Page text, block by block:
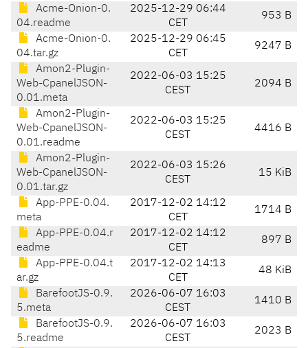
Acme-Onion-0.
04.readme
2025-12-29 06:44
CET
953 B
Acme-Onion-0.
04.tar.gz
2025-12-29 06:45
CET
9247 B
Amon2-Plugin-
Web-CpanelJSON-
0.01.meta
2022-06-03 15:25
CEST
2094 B
Amon2-Plugin-
Web-CpanelJSON-
0.01.readme
2022-06-03 15:25
CEST
4416 B
Amon2-Plugin-
Web-CpanelJSON-
0.01.tar.gz
2022-06-03 15:26
CEST
15 KiB
App-PPE-0.04.
meta
2017-12-02 14:12
CET
1714 B
App-PPE-0.04.r
eadme
2017-12-02 14:12
CET
897 B
App-PPE-0.04.t
ar.gz
2017-12-02 14:13
CET
48 KiB
BarefootJS-0.9.
5.meta
2026-06-07 16:03
CEST
1410 B
BarefootJS-0.9.
5.readme
2026-06-07 16:03
CEST
2023 B